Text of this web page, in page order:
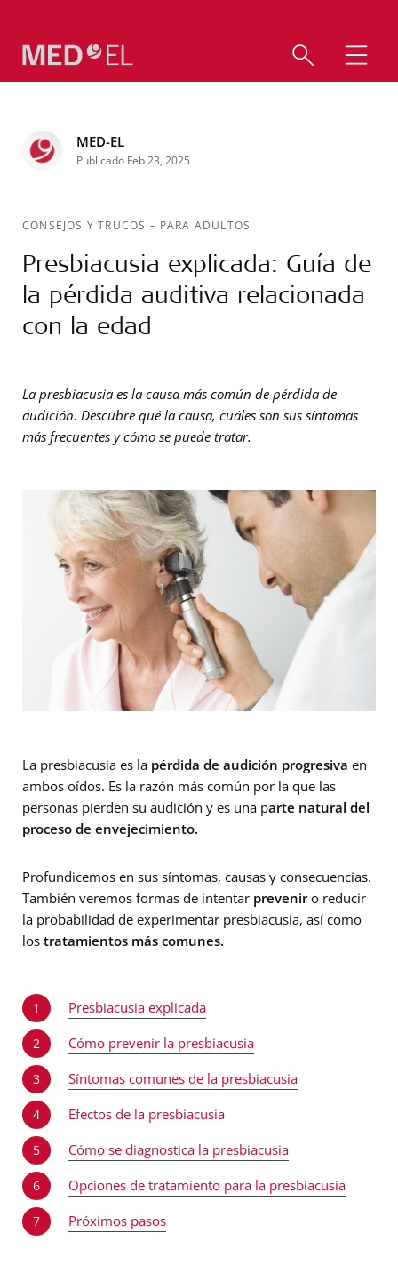
MED-EL
Publicado Feb 23, 2025
CONSEJOS Y TRUCOS – PARA ADULTOS
Presbiacusia explicada: Guía de
la pérdida auditiva relacionada
con la edad
La presbiacusia es la causa más común de pérdida de
audición. Descubre qué la causa, cuáles son sus síntomas
más frecuentes y cómo se puede tratar.
La presbiacusia es la pérdida de audición progresiva en
ambos oídos. Es la razón más común por la que las
personas pierden su audición y es una parte natural del
proceso de envejecimiento.
Profundicemos en sus síntomas, causas y consecuencias.
También veremos formas de intentar preveniro reducir
la probabilidad de experimentar presbiacusia, así como
los tratamientos más comunes.
1 Presbiacusia explicada
2 Cómo prevenir la presbiacusia
3 Síntomas comunes de la presbiacusia
4 Efectos de la presbiacusia
5 Cómo se diagnostica la presbiacusia
6 Opciones de tratamiento para la presbiacusia
7 Próximos pasos